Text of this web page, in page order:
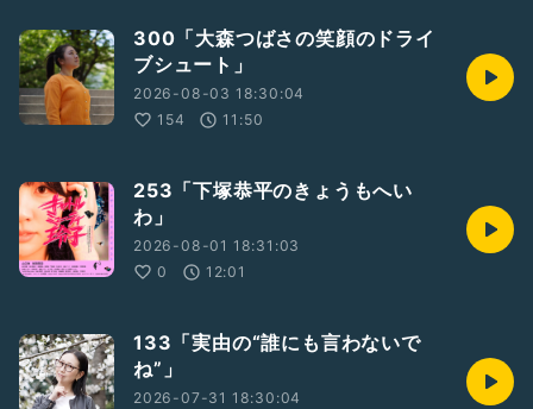
300「大森つばさの笑顔のドライ
ブシュート」
2026-08-03 18:30:04
154
11:50
253「下塚恭平のきょうもへい
わ」
2026-08-01 18:31:03
0
12:01
133「実由の“誰にも言わないで
ね”」
2026-07-31 18:30:04